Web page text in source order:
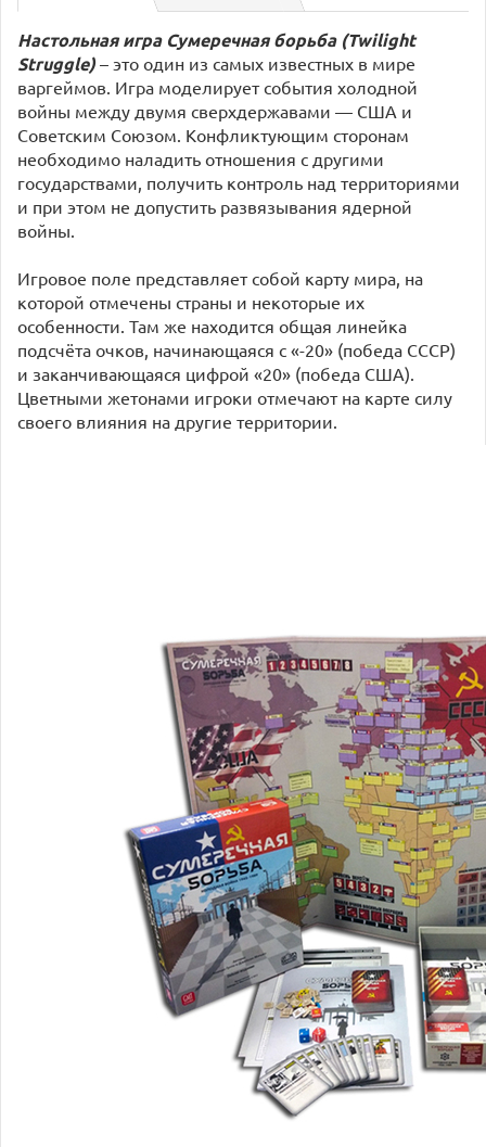
Настольная игра Сумеречная борьба (Twilight
Struggle)– это один из самых известных в мире
варгеймов. Игра моделирует события холодной
войны между двумя сверхдержавами — США и
Советским Союзом. Конфликтующим сторонам
необходимо наладить отношения с другими
государствами, получить контроль над территориями
и при этом не допустить развязывания ядерной
войны.
Игровое поле представляет собой карту мира, на
которой отмечены страны и некоторые их
особенности. Там же находится общая линейка
подсчёта очков, начинающаяся с «-20» (победа СССР)
и заканчивающаяся цифрой «20» (победа США).
Цветными жетонами игроки отмечают на карте силу
своего влияния на другие территории.